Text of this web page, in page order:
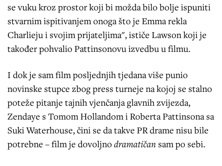
se vuku kroz prostor koji bi možda bilo bolje ispuniti
stvarnim ispitivanjem onoga što je Emma rekla
Charlieju i svojim prijateljima", ističe Lawson koji je
također pohvalio Pattinsonovu izvedbu u filmu.
I dok je sam film posljednjih tjedana više punio
novinske stupce zbog press turneje na kojoj se stalno
poteže pitanje tajnih vjenčanja glavnih zvijezda,
Zendaye s Tomom Hollandom i Roberta Pattinsona sa
Suki Waterhouse, čini se da takve PR drame nisu bile
potrebne – film je dovoljnodramatičan sam po sebi.